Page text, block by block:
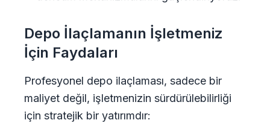
Depo İlaçlamanın İşletmeniz
İçin Faydaları
Profesyonel depo ilaçlaması, sadece bir
maliyet değil, işletmenizin sürdürülebilirliği
için stratejik bir yatırımdır: